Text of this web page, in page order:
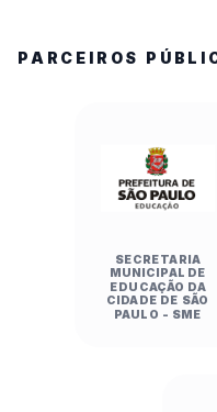
PARCEIROS
SECRETARIA
MUNICIPAL DE
EDUCAÇÃO DA
CIDADE DE SÃO
PAULO - SME